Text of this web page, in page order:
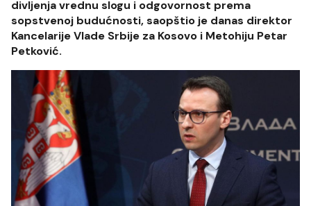
divljenja vrednu slogu i odgovornost prema
sopstvenoj budućnosti, saopštio je danas direktor
Kancelarije Vlade Srbije za Kosovo i Metohiju Petar
Petković.